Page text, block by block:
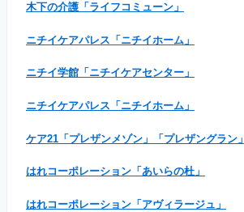
木下の介護「ライフコミューン」
ニチイケアパレス「ニチイホーム」
ニチイ学館「ニチイケアセンター」
ニチイケアパレス「ニチイホーム」
ケア21「プレザンメゾン」「プレザングラン」
はれコーポレーション「あいらの杜」
はれコーポレーション「アヴィラージュ」